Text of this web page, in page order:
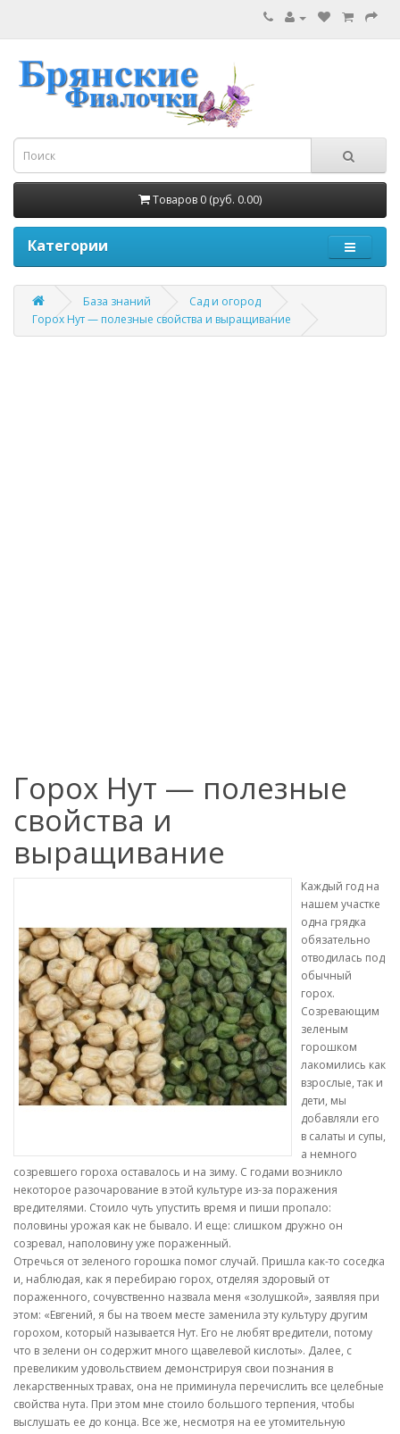
Товаров 0 (руб. 0.00)
Категории
База знаний
Сад и огород
Горох Нут — полезные свойства и выращивание
Горох Нут — полезные
свойства и
выращивание
Каждый год на
нашем участке
одна грядка
обязательно
отводилась под
обычный
горох.
Созревающим
зеленым
горошком
лакомились как
взрослые, так и
дети, мы
добавляли его
в салаты и супы,
а немного
созревшего гороха оставалось и на зиму. С годами возникло
некоторое разочарование в этой культуре из-за поражения
вредителями. Стоило чуть упустить время и пиши пропало:
половины урожая как не бывало. И еще: слишком дружно он
созревал, наполовину уже пораженный.
Отречься от зеленого горошка помог случай. Пришла как-то соседка
и, наблюдая, как я перебираю горох, отделяя здоровый от
пораженного, сочувственно назвала меня «золушкой», заявляя при
этом: «Евгений, я бы на твоем месте заменила эту культуру другим
горохом, который называется Нут. Его не любят вредители, потому
что в зелени он содержит много щавелевой кислоты». Далее, с
превеликим удовольствием демонстрируя свои познания в
лекарственных травах, она не приминула перечислить все целебные
свойства нута. При этом мне стоило большого терпения, чтобы
выслушать ее до конца. Все же, несмотря на ее утомительную